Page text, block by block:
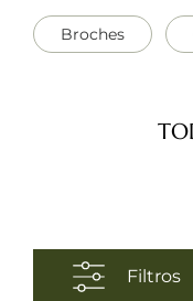
Broches
Filtros